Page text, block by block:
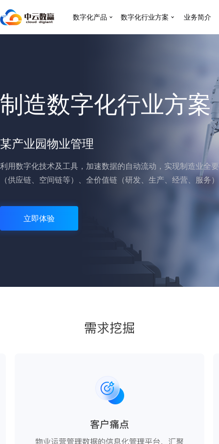
数字化产品 数字化行业方案 业务简介
制造数字化行业方案
某产业园物业管理
利用数字化技术及工具，加速数据的自动流动，实现制造业全
（供应链、空间链等）、全价值链（研发、生产、经营、服务
立即体验